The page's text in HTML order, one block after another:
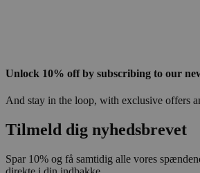
Unlock 10% off by subscribing to our
And stay in the loop, with exclusive offers
Tilmeld dig nyhedsbrevet
Spar 10% og få samtidig alle vores